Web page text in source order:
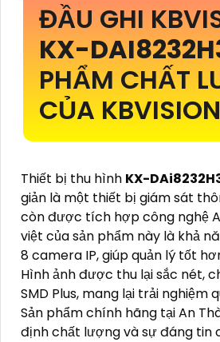
ĐẦU GHI
KX-
PHẨM CHẤT
CỦA KBVISION
Thiết bị thu hình KX-
giản là một thiết bị giám sát
còn được tích hợp công nghệ
việt của sản phẩm này là khả
8 camera IP, giúp quản lý tốt
Hình ảnh được thu lại sắc nét,
SMD Plus, mang lại trải nghiệm
Sản phẩm chính hãng tại An
định chất lượng và sự đáng tin